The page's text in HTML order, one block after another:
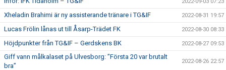
Xheladin Brahimi är ny assisterande tränare i TG&IF 2022-08-31 19:57
Lucas Frölin lånas ut till Åsarp-Trädet FK 2022-08-30 08:33
Höjdpunkter från TG&IF – Gerdskens BK 2022-08-27 09:53
Giff vann målkalaset på Ulvesborg: ”Första 20 var brutalt
bra”
2022-08-26 22:57